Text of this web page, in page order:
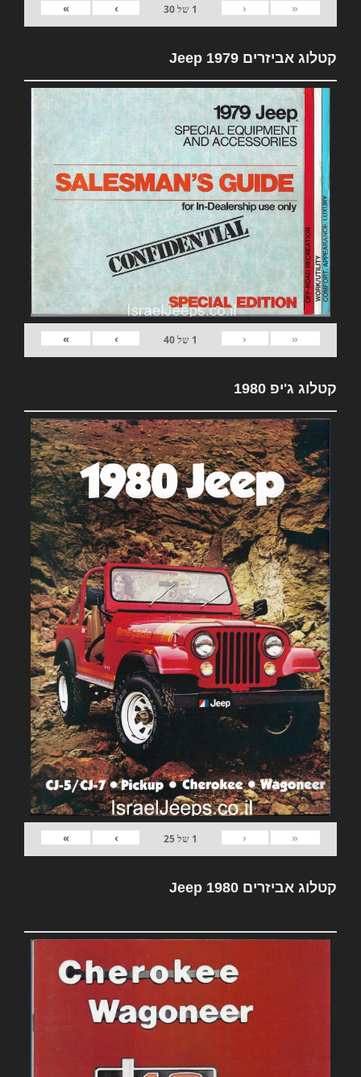
«
‹
1 של30
›
»
קטלוג אביזרים 1979 Jeep
«
‹
1 של40
›
»
קטלוג ג'יפ 1980
«
‹
1 של25
›
»
קטלוג אביזרים Jeep 1980